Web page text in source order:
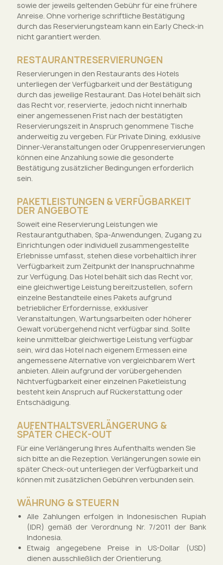
sowie der jeweils geltenden Gebühr für eine frühere
Anreise. Ohne vorherige schriftliche Bestätigung
durch das Reservierungsteam kann ein Early Check-in
nicht garantiert werden.
RESTAURANTRESERVIERUNGEN
Reservierungen in den Restaurants des Hotels
unterliegen der Verfügbarkeit und der Bestätigung
durch das jeweilige Restaurant. Das Hotel behält sich
das Recht vor, reservierte, jedoch nicht innerhalb
einer angemessenen Frist nach der bestätigten
Reservierungszeit in Anspruch genommene Tische
anderweitig zu vergeben. Für Private Dining, exklusive
Dinner-Veranstaltungen oder Gruppenreservierungen
können eine Anzahlung sowie die gesonderte
Bestätigung zusätzlicher Bedingungen erforderlich
sein.
PAKETLEISTUNGEN & VERFÜGBARKEIT
DER ANGEBOTE
Soweit eine Reservierung Leistungen wie
Restaurantguthaben, Spa-Anwendungen, Zugang zu
Einrichtungen oder individuell zusammengestellte
Erlebnisse umfasst, stehen diese vorbehaltlich ihrer
Verfügbarkeit zum Zeitpunkt der Inanspruchnahme
zur Verfügung. Das Hotel behält sich das Recht vor,
eine gleichwertige Leistung bereitzustellen, sofern
einzelne Bestandteile eines Pakets aufgrund
betrieblicher Erfordernisse, exklusiver
Veranstaltungen, Wartungsarbeiten oder höherer
Gewalt vorübergehend nicht verfügbar sind. Sollte
keine unmittelbar gleichwertige Leistung verfügbar
sein, wird das Hotel nach eigenem Ermessen eine
angemessene Alternative von vergleichbarem Wert
anbieten. Allein aufgrund der vorübergehenden
Nichtverfügbarkeit einer einzelnen Paketleistung
besteht kein Anspruch auf Rückerstattung oder
Entschädigung.
AUFENTHALTSVERLÄNGERUNG &
SPÄTER CHECK-OUT
Für eine Verlängerung Ihres Aufenthalts wenden Sie
sich bitte an die Rezeption. Verlängerungen sowie ein
später Check-out unterliegen der Verfügbarkeit und
können mit zusätzlichen Gebühren verbunden sein.
WÄHRUNG & STEUERN
Alle Zahlungen erfolgen in Indonesischen Rupiah
(IDR) gemäß der Verordnung Nr. 7/2011 der Bank
Indonesia.
Etwaig angegebene Preise in US-Dollar (USD)
dienen ausschließlich der Orientierung.